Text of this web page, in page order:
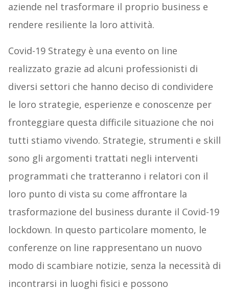
aziende nel trasformare il proprio business e
rendere resiliente la loro attività.
Covid-19 Strategy è una evento on line
realizzato grazie ad alcuni professionisti di
diversi settori che hanno deciso di condividere
le loro strategie, esperienze e conoscenze per
fronteggiare questa difficile situazione che noi
tutti stiamo vivendo. Strategie, strumenti e skill
sono gli argomenti trattati negli interventi
programmati che tratteranno i relatori con il
loro punto di vista su come affrontare la
trasformazione del business durante il Covid-19
lockdown. In questo particolare momento, le
conferenze on line rappresentano un nuovo
modo di scambiare notizie, senza la necessità di
incontrarsi in luoghi fisici e possono